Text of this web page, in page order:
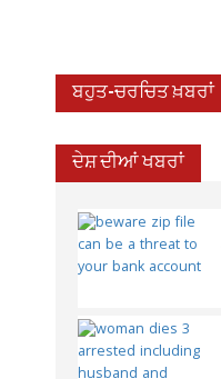
ਬਹੁਤ-ਚਰਚਿਤ ਖ਼ਬਰਾਂ
ਦੇਸ਼ ਦੀਆਂ ਖਬਰਾਂ